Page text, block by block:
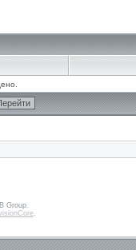
Group.
.